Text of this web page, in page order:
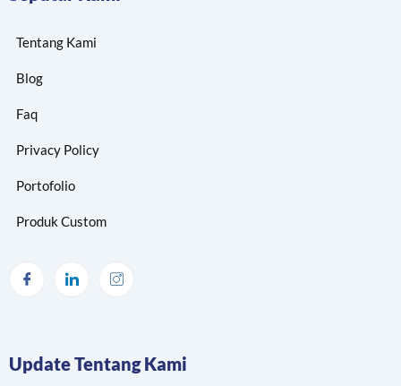
Tentang Kami
Blog
Faq
Privacy Policy
Portofolio
Produk Custom
Update Tentang Kami